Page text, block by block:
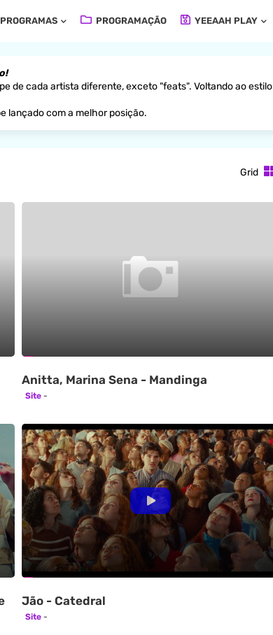
PROGRAMAS PROGRAMAÇÃO YEEAAH PLAY
de cada artista diferente, exceto "feats". Voltando ao estilo
lançado com a melhor posição.
Grid
Anitta, Marina Sena - Mandinga
Site
Jão - Catedral
Site